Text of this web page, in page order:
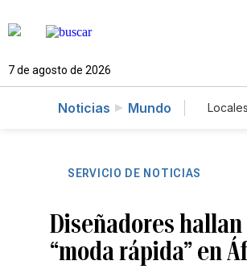
7 de agosto de 2026
Noticias Mundo Locales
SERVICIO DE NOTICIAS
Diseñadores
“moda rápida” en